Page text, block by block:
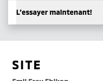
L’essayer maintenant!
SITE